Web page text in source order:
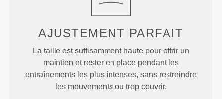
AJUSTEMENT PARFAIT
La taille est suffisamment haute pour offrir un
maintien et rester en place pendant les
entraînements les plus intenses, sans restreindre
les mouvements ou trop couvrir.